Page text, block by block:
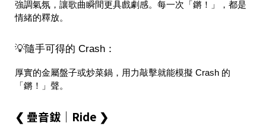
強調氣氛，讓歌曲瞬間更具戲劇感。每一次「鏘！」，都是
情緒的釋放。
💡隨手可得的 Crash：
厚實的金屬盤子或炒菜鍋，用力敲擊就能模擬 Crash 的
「鏘！」聲。
❮ 疊音鈸｜Ride ❯